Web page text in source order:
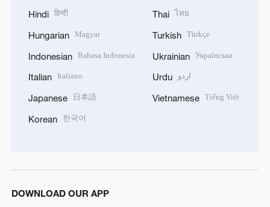
Hindi हिन्दी
Hungarian Magyar
Indonesian Bahasa Indonesia
Italian Italiano
Japanese 日本語
Korean 한국어
Thai ไทย
Turkish Türkçe
Ukrainian Українська
Urdu اردو
Vietnamese Tiếng Việt
DOWNLOAD OUR APP